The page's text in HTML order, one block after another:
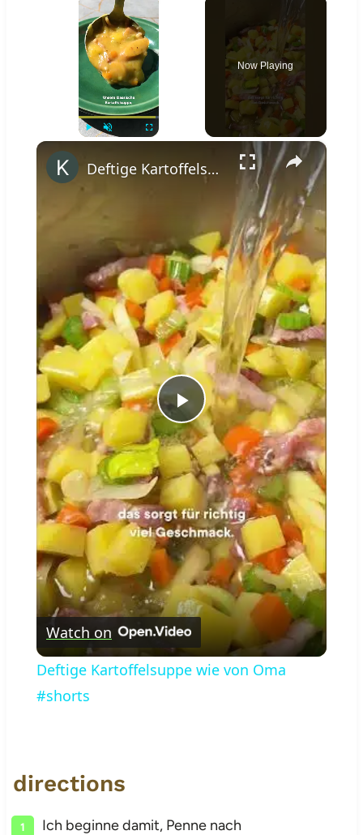
Now Playing
×
Play
Video
Deftige Kartoffelsuppe wie von Oma #shorts
Watch on
Deftige Kartoffelsuppe wie von Oma
#shorts
directions
Ich beginne damit, Penne nach